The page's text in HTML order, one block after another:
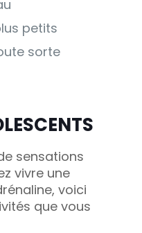
petits
sorte
sensations
vivre une
voici
que vous